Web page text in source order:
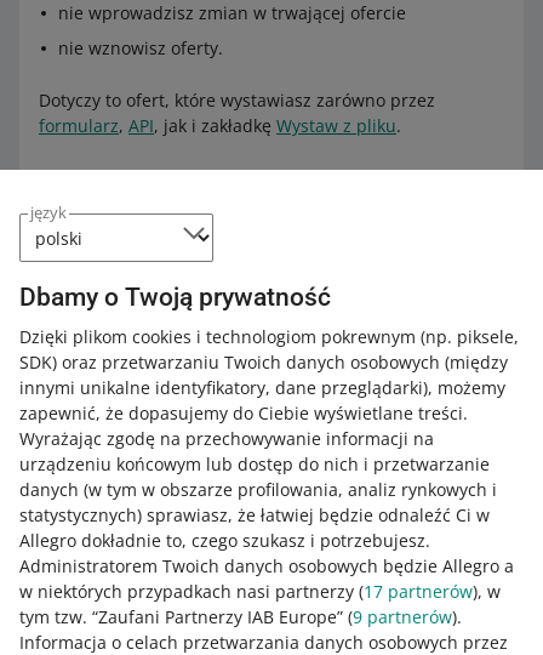
język
Dbamy o Twoją prywatność
Dzięki plikom cookies i technologiom pokrewnym (np. piksele,
SDK) oraz przetwarzaniu Twoich danych osobowych (między
innymi unikalne identyfikatory, dane przeglądarki), możemy
zapewnić, że dopasujemy do Ciebie wyświetlane treści.
Wyrażając zgodę na przechowywanie informacji na
urządzeniu końcowym lub dostęp do nich i przetwarzanie
danych (w tym w obszarze profilowania, analiz rynkowych i
statystycznych) sprawiasz, że łatwiej będzie odnaleźć Ci w
Allegro dokładnie to, czego szukasz i potrzebujesz.
Administratorem Twoich danych osobowych będzie Allegro a
w niektórych przypadkach nasi partnerzy (17 partnerów), w
tym tzw. “Zaufani Partnerzy IAB Europe” (9 partnerów).
Informacja o celach przetwarzania danych osobowych przez
nie wprowadzisz zmian w trwającej ofercie
nie wznowisz oferty.
Dotyczy to ofert, które wystawiasz zarówno przez
formularz, API, jak i zakładkę Wystaw z pliku.
parametr EAN jest
obowiązkowy
Sprawdź na liście
, czy wymagamy go
w kategorii, w której wystawiasz swoje
produkty.
Jedynym źródłem poprawnych kodów numerów GTIN jest
GS1.
Więcej informacji o kodzie EAN (czyli numerze GTIN)
znajdziesztutaj .